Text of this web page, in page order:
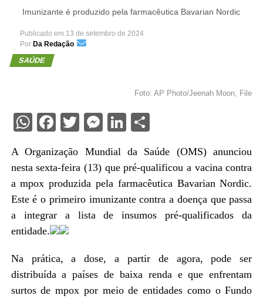
Imunizante é produzido pela farmacêutica Bavarian Nordic
Publicado em 13 de setembro de 2024
Por Da Redação
SAÚDE
Foto: AP Photo/Jeenah Moon, File
WhatsApp
Facebook
Twitter
Messenger
LinkedIn
Share
A Organização Mundial da Saúde (OMS) anunciou
nesta sexta-feira (13) que pré-qualificou a vacina contra
a mpox produzida pela farmacêutica Bavarian Nordic.
Este é o primeiro imunizante contra a doença que passa
a integrar a lista de insumos pré-qualificados da
entidade.
Na prática, a dose, a partir de agora, pode ser
distribuída a países de baixa renda e que enfrentam
surtos de mpox por meio de entidades como o Fundo